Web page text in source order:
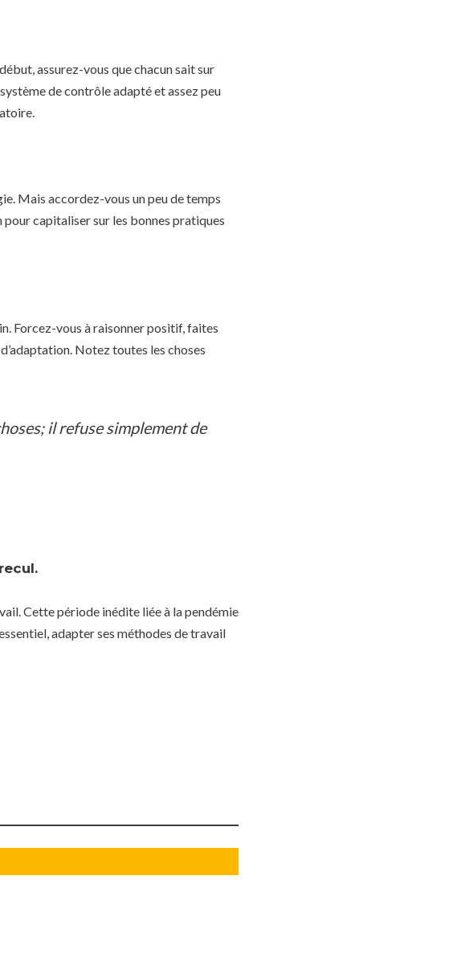
assurez-vous que chacun sait sur
de contrôle adapté et assez peu
Mais accordez-vous un peu de temps
capitaliser sur les bonnes pratiques
Forcez-vous à raisonner positif, faites
Notez toutes les choses
il refuse simplement de
Cette période inédite liée à la pendémie
adapter ses méthodes de travail